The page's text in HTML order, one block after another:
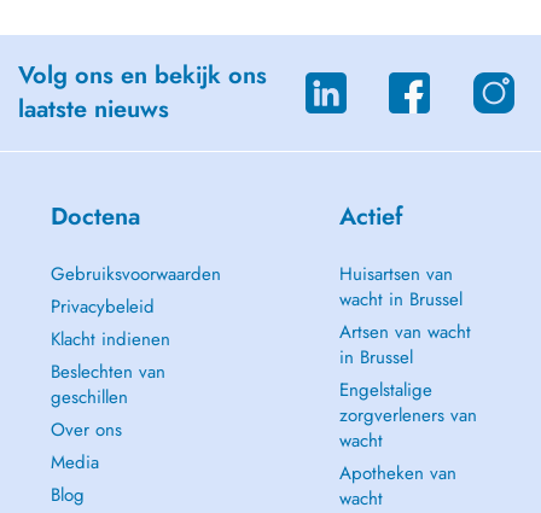
Volg ons en bekijk ons
laatste nieuws
Doctena
Gebruiksvoorwaarden
Privacybeleid
Klacht indienen
Beslechten van
geschillen
Over ons
Media
Blog
Actief
Huisartsen van
wacht in Brussel
Artsen van wacht
in Brussel
Engelstalige
zorgverleners van
wacht
Apotheken van
wacht